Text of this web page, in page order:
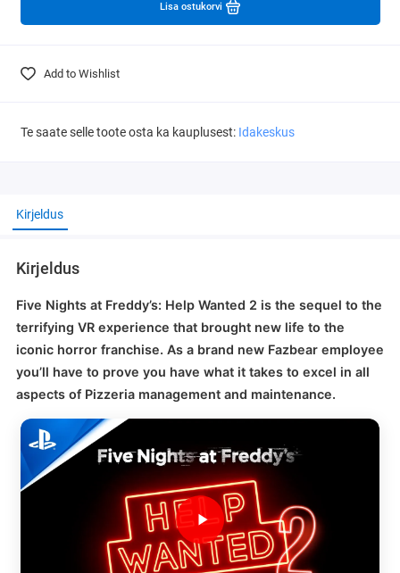
Lisa ostukorvi
Add to Wishlist
Te saate selle toote osta ka kauplusest: Idakeskus
Kirjeldus
Kirjeldus
Five Nights at Freddy’s: Help Wanted 2 is the sequel to the
terrifying VR experience that brought new life to the
iconic horror franchise. As a brand new Fazbear employee
you’ll have to prove you have what it takes to excel in all
aspects of Pizzeria management and maintenance.